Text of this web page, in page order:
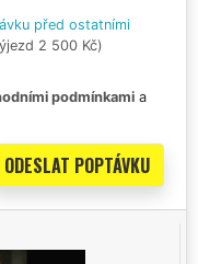
před ostatními
2 500 Kč)
podmínkami a